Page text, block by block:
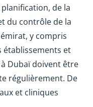
de la
du contrôle de la
y compris
établissements et
Dubaï doivent être
régulièrement. De
et cliniques